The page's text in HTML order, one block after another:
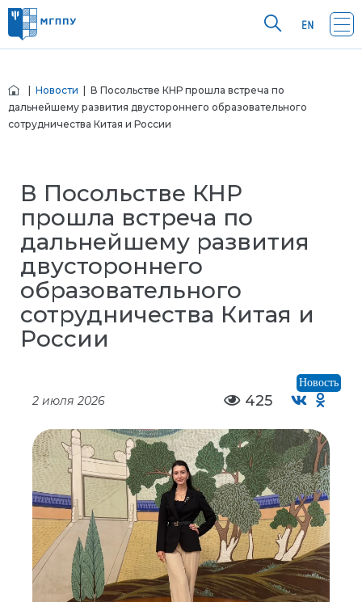
Новости | В Посольстве КНР прошла встреча по
дальнейшему развития двустороннего образовательного
сотрудничества Китая и России
В Посольстве КНР
прошла встреча по
дальнейшему развития
двустороннего
образовательного
сотрудничества Китая и
России
Новость
2 июля 2026 425